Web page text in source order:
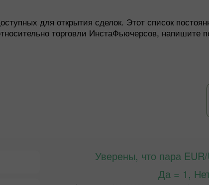
для открытия сделок. Этот список
торговли ИнстаФьючерсов, напишите
Уверены, что пара
Да = 1,